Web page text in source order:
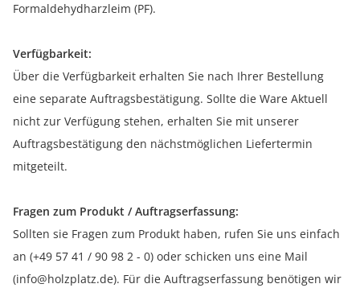
Formaldehydharzleim (PF).
Verfügbarkeit:
Über die Verfügbarkeit erhalten Sie nach Ihrer Bestellung
eine separate Auftragsbestätigung. Sollte die Ware Aktuell
nicht zur Verfügung stehen, erhalten Sie mit unserer
Auftragsbestätigung den nächstmöglichen Liefertermin
mitgeteilt.
Fragen zum Produkt / Auftragserfassung:
Sollten sie Fragen zum Produkt haben, rufen Sie uns einfach
an (+49 57 41 / 90 98 2 - 0) oder schicken uns eine Mail
(info@holzplatz.de). Für die Auftragserfassung benötigen wir